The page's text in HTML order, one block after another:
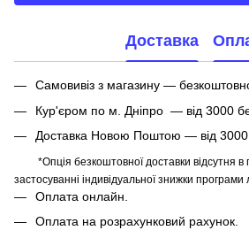
Доставка
Самовивіз з магазину —
Кур'єром по м. Дніпро — від 3000
Доставка Новою Поштою — від 3000
*Опція безкоштовної доставки відсутня в
застосуванні індивідуальної знижки програми
Оплата онлайн.
Оплата на розрахунковий рахунок.